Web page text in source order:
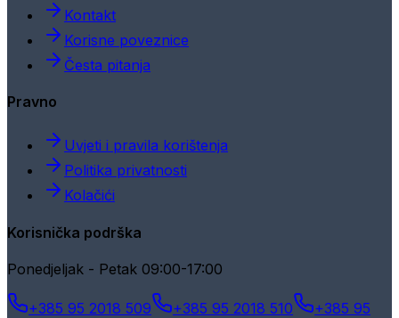
Kontakt
Korisne poveznice
Česta pitanja
Pravno
Uvjeti i pravila korištenja
Politika privatnosti
Kolačići
Korisnička podrška
Ponedjeljak - Petak 09:00-17:00
+385 95 2018 509 +385 95 2018 510
+385 95